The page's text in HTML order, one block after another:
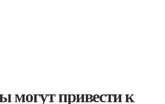
могут привести к